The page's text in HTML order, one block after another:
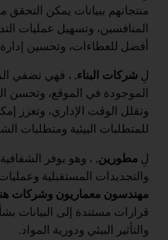
منتجاتهم ببيانات يمكن التحقق
المنافسين، وتسهيل عمليات
أفضل للعطاءات، وتحسين إدارة
لِ شركات البناء, ، فهي تضفي
الموجودة في الموقع، وتحسن
وتقلل الوقت الإداري، وتعزز
للمتطلبات البيئية ومتطلبات
لِ مطورين, ، وهو يوفر
والتجديدات المستقبلية
مهندسون معماريون وشركات
قرارات مستندة إلى البيانات
والتأثير البيئي ودورية المواد.